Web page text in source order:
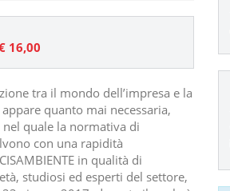
16,00
tra il mondo dell’impresa e la
quanto mai necessaria,
quale la normativa di
con una rapidità
in qualità di
studiosi ed esperti del settore,